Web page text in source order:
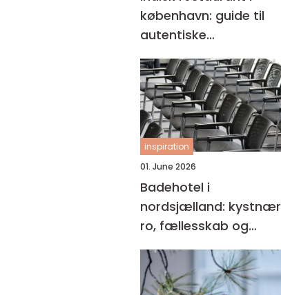
københavn: guide til
autentiske
smagsoplevelser
inspiration
01. June 2026
Badehotel i
nordsjælland: kystnær
ro, fællesskab og
hverdagspauser